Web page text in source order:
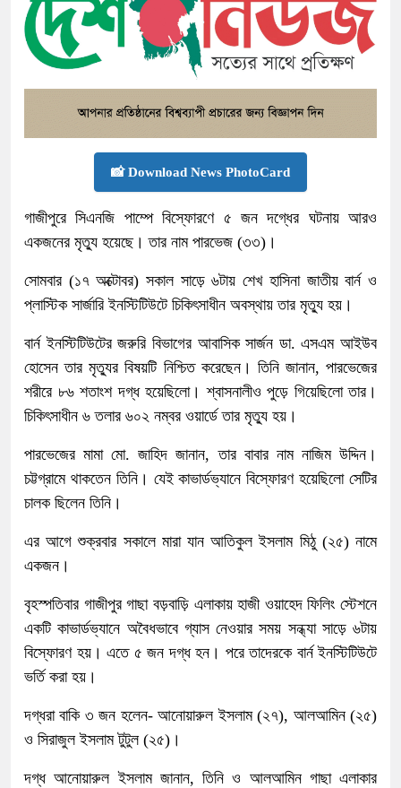
📸 Download News PhotoCard
গাজীপুরে সিএনজি পাম্পে বিস্ফোরণে ৫ জন দগ্ধের ঘটনায় আরও
একজনের মৃত্যু হয়েছে। তার নাম পারভেজ (৩৩)।
সোমবার (১৭ অক্টোবর) সকাল সাড়ে ৬টায় শেখ হাসিনা জাতীয় বার্ন ও
প্লাস্টিক সার্জারি ইনস্টিটিউটে চিকিৎসাধীন অবস্থায় তার মৃত্যু হয়।
বার্ন ইনস্টিটিউটের জরুরি বিভাগের আবাসিক সার্জন ডা. এসএম আইউব
হোসেন তার মৃত্যুর বিষয়টি নিশ্চিত করেছেন। তিনি জানান, পারভেজের
শরীরে ৮৬ শতাংশ দগ্ধ হয়েছিলো। শ্বাসনালীও পুড়ে গিয়েছিলো তার।
চিকিৎসাধীন ৬ তলার ৬০২ নম্বর ওয়ার্ডে তার মৃত্যু হয়।
পারভেজের মামা মো. জাহিদ জানান, তার বাবার নাম নাজিম উদ্দিন।
চট্টগ্রামে থাকতেন তিনি। যেই কাভার্ডভ্যানে বিস্ফোরণ হয়েছিলো সেটির
চালক ছিলেন তিনি।
এর আগে শুক্রবার সকালে মারা যান আতিকুল ইসলাম মিঠু (২৫) নামে
একজন।
বৃহস্পতিবার গাজীপুর গাছা বড়বাড়ি এলাকায় হাজী ওয়াহেদ ফিলিং স্টেশনে
একটি কাভার্ডভ্যানে অবৈধভাবে গ্যাস নেওয়ার সময় সন্ধ্যা সাড়ে ৬টায়
বিস্ফোরণ হয়। এতে ৫ জন দগ্ধ হন। পরে তাদেরকে বার্ন ইনস্টিটিউটে
ভর্তি করা হয়।
দগ্ধরা বাকি ৩ জন হলেন- আনোয়ারুল ইসলাম (২৭), আলআমিন (২৫)
ও সিরাজুল ইসলাম টুটুল (২৫)।
দগ্ধ আনোয়ারুল ইসলাম জানান, তিনি ও আলআমিন গাছা এলাকার